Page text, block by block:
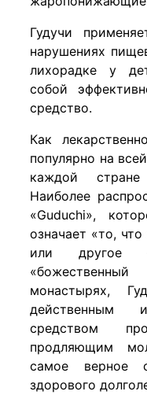
Гудучи
нарушениях
лихорадке у
собой
средство.
Как
популярно на
каждой
Наиболее
«Guduchi»,
означает «то,
или другое
монастырях,
действенным
средством
продляющим
самое верное
здорового